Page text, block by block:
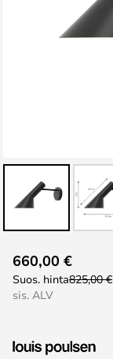
to
the
the
660,00 €
Suos. hinta825,00 €
sis. ALV